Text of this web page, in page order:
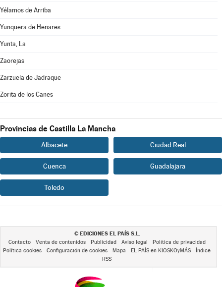
Yélamos de Arriba
Yunquera de Henares
Yunta, La
Zaorejas
Zarzuela de Jadraque
Zorita de los Canes
Provincias de Castilla La Mancha
Albacete Ciudad Real
Cuenca Guadalajara
Toledo
© EDICIONES EL PAÍS S.L.
Contacto Venta de contenidos Publicidad Aviso legal
Política de privacidad
Política cookies
Configuración de cookies Mapa EL PAÍS en KIOSKOyMÁS
Índice
RSS